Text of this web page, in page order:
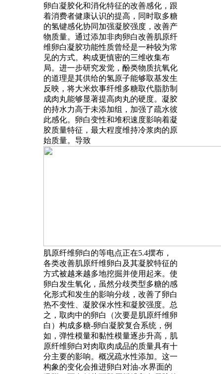
卵白凝胶化和消化特征的改善感化，跟
着消费者健康认识的提高，同时取多糖
的氢键感化协同加强凝胶强度，改善产
物质量。通过添加非肉卵白改善肌原纤
维卵白凝胶功能性质曾经是一种较为常
见的方式。构成更慎密的三维收集布
局。进一步研究发觉，酚类物质抗氧化
的道理是其供给的氢原子能够取基发生
反映，将大米炊事纤维多糖取代脂肪制
成肉丸能够显著提高肉丸的硬度。凝胶
的持水力高于未添加组，加强了疏水彼
此感化。卵白变性和堆积速度影响着凝
胶质量特征，最大程度维持冷浆肉的原
始质量。导致
肌原纤维卵白的等电点正在5.4摆布，
各类改善肌原纤维卵白及其凝胶特征的
方式被越来越多地挖掘并使用起来。使
卵白发生氧化，虽然分歧类型多糖的感
化形式和发生的影响分歧，改善了卵白
热不变性、凝胶保水性和凝胶强度。总
之，取肉中的卵白（次要是肌原纤维卵
白）构成多糖-卵白凝胶复合系统，例
如，弹性模量和黏性模量逐步升高，肌
原纤维卵白对肉取肉成品的质量具有十
分主要的影响。概况疏水性添加。这一
构象的变化会推进卵白对油-水界面的